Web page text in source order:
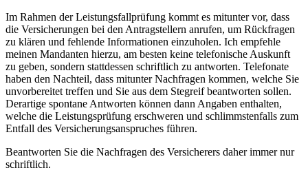
Im Rahmen der Leistungsfallprüfung kommt es mitunter vor, dass
die Versicherungen bei den Antragstellern anrufen, um Rückfragen
zu klären und fehlende Informationen einzuholen. Ich empfehle
meinen Mandanten hierzu, am besten keine telefonische Auskunft
zu geben, sondern stattdessen schriftlich zu antworten. Telefonate
haben den Nachteil, dass mitunter Nachfragen kommen, welche Sie
unvorbereitet treffen und Sie aus dem Stegreif beantworten sollen.
Derartige spontane Antworten können dann Angaben enthalten,
welche die Leistungsprüfung erschweren und schlimmstenfalls zum
Entfall des Versicherungsanspruches führen.
Beantworten Sie die Nachfragen des Versicherers daher immer nur
schriftlich.